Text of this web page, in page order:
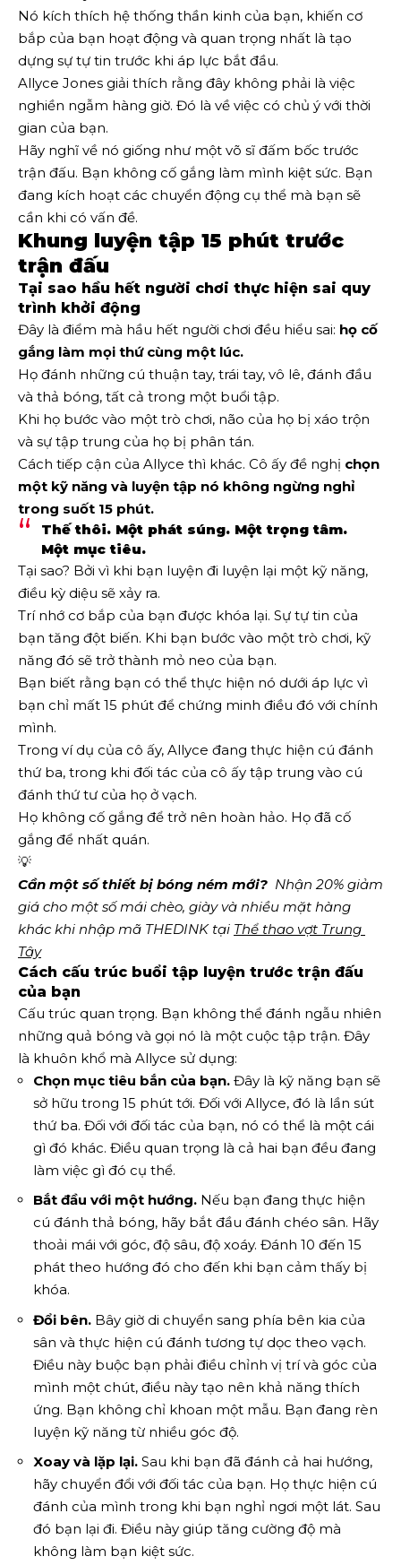
Nó kích thích hệ thống thần kinh của bạn, khiến cơ
bắp của bạn hoạt động và quan trọng nhất là tạo
dựng sự tự tin trước khi áp lực bắt đầu.
Allyce Jones giải thích rằng đây không phải là việc
nghiền ngẫm hàng giờ. Đó là về việc có chủ ý với thời
gian của bạn.
Hãy nghĩ về nó giống như một võ sĩ đấm bốc trước
trận đấu. Bạn không cố gắng làm mình kiệt sức. Bạn
đang kích hoạt các chuyển động cụ thể mà bạn sẽ
cần khi có vấn đề.
Khung luyện tập 15 phút trước
trận đấu
Tại sao hầu hết người chơi thực hiện sai quy
trình khởi động
Đây là điểm mà hầu hết người chơi đều hiểu sai: họ cố
gắng làm mọi thứ cùng một lúc.
Họ đánh những cú thuận tay, trái tay, vô lê, đánh đầu
và thả bóng, tất cả trong một buổi tập.
Khi họ bước vào một trò chơi, não của họ bị xáo trộn
và sự tập trung của họ bị phân tán.
Cách tiếp cận của Allyce thì khác. Cô ấy đề nghị chọn
một kỹ năng và luyện tập nó không ngừng nghỉ
trong suốt 15 phút.
Thế thôi. Một phát súng. Một trọng tâm.
Một mục tiêu.
Tại sao? Bởi vì khi bạn luyện đi luyện lại một kỹ năng,
điều kỳ diệu sẽ xảy ra.
Trí nhớ cơ bắp của bạn được khóa lại. Sự tự tin của
bạn tăng đột biến. Khi bạn bước vào một trò chơi, kỹ
năng đó sẽ trở thành mỏ neo của bạn.
Bạn biết rằng bạn có thể thực hiện nó dưới áp lực vì
bạn chỉ mất 15 phút để chứng minh điều đó với chính
mình.
Trong ví dụ của cô ấy, Allyce đang thực hiện cú đánh
thứ ba, trong khi đối tác của cô ấy tập trung vào cú
đánh thứ tư của họ ở vạch.
Họ không cố gắng để trở nên hoàn hảo. Họ đã cố
gắng để nhất quán.
💡
Cần một số thiết bị bóng ném mới?
  Nhận 20% giảm
giá cho một số mái chèo, giày và nhiều mặt hàng
khác khi nhập mã THEDINK tại Thể thao vợt Trung
Tây
Cách cấu trúc buổi tập luyện trước trận đấu
của bạn
Cấu trúc quan trọng. Bạn không thể đánh ngẫu nhiên
những quả bóng và gọi nó là một cuộc tập trận. Đây
là khuôn khổ mà Allyce sử dụng:
Chọn mục tiêu bắn của bạn. Đây là kỹ năng bạn sẽ
sở hữu trong 15 phút tới. Đối với Allyce, đó là lần sút
thứ ba. Đối với đối tác của bạn, nó có thể là một cái
gì đó khác. Điều quan trọng là cả hai bạn đều đang
làm việc gì đó cụ thể.
Bắt đầu với một hướng. Nếu bạn đang thực hiện
cú đánh thả bóng, hãy bắt đầu đánh chéo sân. Hãy
thoải mái với góc, độ sâu, độ xoáy. Đánh 10 đến 15
phát theo hướng đó cho đến khi bạn cảm thấy bị
khóa.
Đổi bên. Bây giờ di chuyển sang phía bên kia của
sân và thực hiện cú đánh tương tự dọc theo vạch.
Điều này buộc bạn phải điều chỉnh vị trí và góc của
mình một chút, điều này tạo nên khả năng thích
ứng. Bạn không chỉ khoan một mẫu. Bạn đang rèn
luyện kỹ năng từ nhiều góc độ.
Xoay và lặp lại. Sau khi bạn đã đánh cả hai hướng,
hãy chuyển đổi với đối tác của bạn. Họ thực hiện cú
đánh của mình trong khi bạn nghỉ ngơi một lát. Sau
đó bạn lại đi. Điều này giúp tăng cường độ mà
không làm bạn kiệt sức.